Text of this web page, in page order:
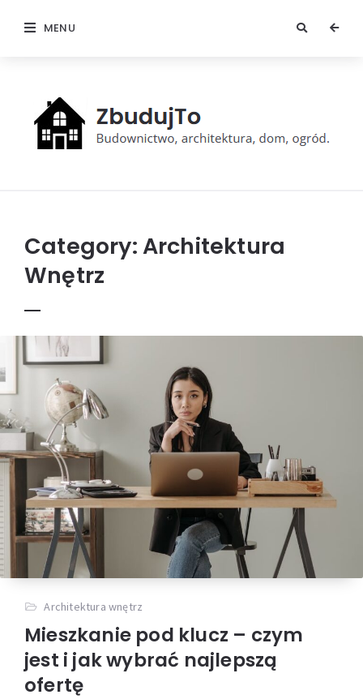
MENU
Category:Architektura
Wnętrz
Architektura wnętrz
Mieszkanie pod klucz – czym
jest i jak wybrać najlepszą
ofertę